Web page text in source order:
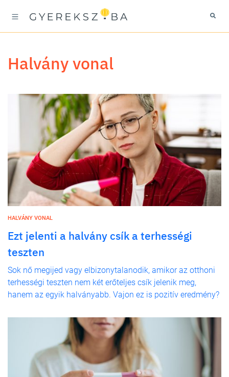
halvány vonal
HALVÁNY VONAL
Ezt jelenti a halvány csík a terhességi
teszten
Sok nő megijed vagy elbizonytalanodik, amikor az otthoni
terhességi teszten nem két erőteljes csík jelenik meg,
hanem az egyik halványabb. Vajon ez is pozitív eredmény?